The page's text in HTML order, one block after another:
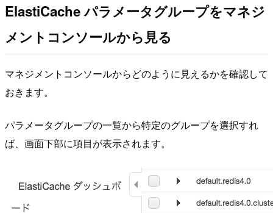
ElastiCache パラメータグループをマネジ
メントコンソールから見る
マネジメントコンソールからどのように見えるかを確認して
おきます。
パラメータグループの一覧から特定のグループを選択すれ
ば、画面下部に項目が表示されます。